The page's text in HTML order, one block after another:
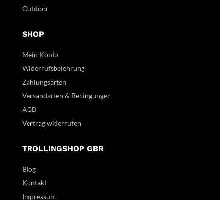
Outdoor
SHOP
Mein Konto
Widerrufsbelehrung
Zahlungsarten
Versandarten & Bedingungen
AGB
Vertrag widerrufen
TROLLINGSHOP GBR
Blog
Kontakt
Impressum